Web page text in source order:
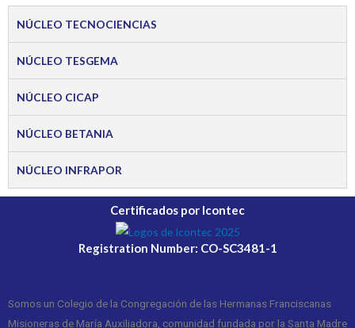
NÚCLEO TECNOCIENCIAS
NÚCLEO TESGEMA
NÚCLEO CICAP
NÚCLEO BETANIA
NÚCLEO INFRAPOR
Certificados por Icontec
Registration Number: CO-SC3481-1
Somos un Colegio de la Congregación de las Hermanas Franciscanas
Misioneras de María Auxiliadora, comunidad fundada por la Santa Madre